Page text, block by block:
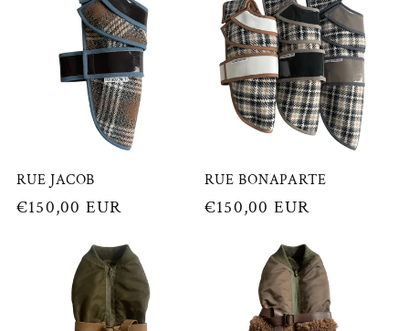
RUE JACOB
Prix
€150,00 EUR
RUE BONAPARTE
Prix
€150,00 EUR